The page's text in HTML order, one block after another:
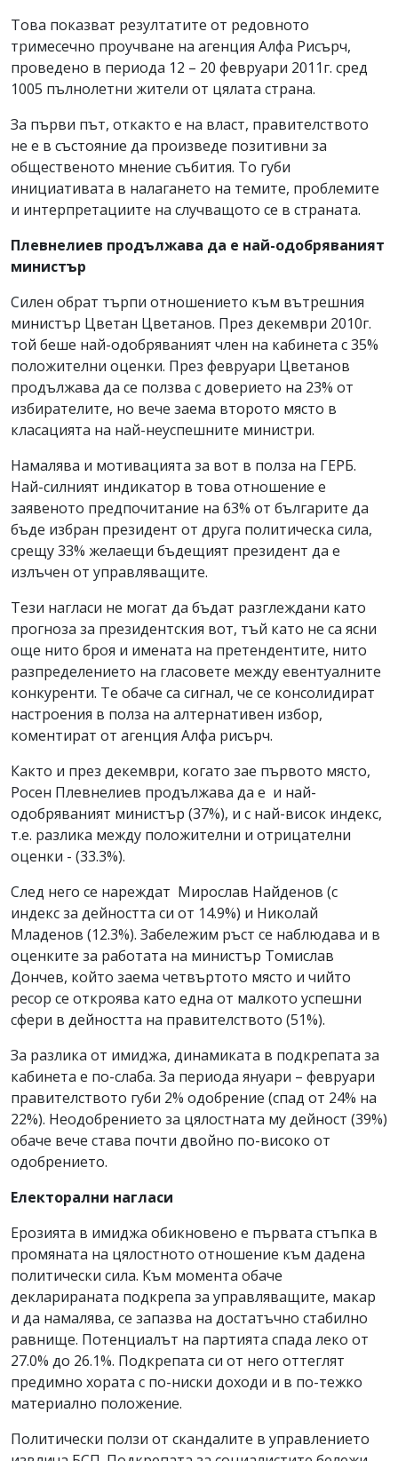
Това показват резултатите от редовното
тримесечно проучване на агенция Алфа Рисърч,
проведено в периода 12 – 20 февруари 2011г. сред
1005 пълнолетни жители от цялата страна.
За първи път, откакто е на власт, правителството
не е в състояние да произведе позитивни за
общественото мнение събития. То губи
инициативата в налагането на темите, проблемите
и интерпретациите на случващото се в страната.
Плевнелиев продължава да е най-одобряваният
министър
Силен обрат търпи отношението към вътрешния
министър Цветан Цветанов. През декември 2010г.
той беше най-одобряваният член на кабинета с 35%
положителни оценки. През февруари Цветанов
продължава да се ползва с доверието на 23% от
избирателите, но вече заема второто място в
класацията на най-неуспешните министри.
Намалява и мотивацията за вот в полза на ГЕРБ.
Най-силният индикатор в това отношение е
заявеното предпочитание на 63% от българите да
бъде избран президент от друга политическа сила,
срещу 33% желаещи бъдещият президент да е
излъчен от управляващите.
Тези нагласи не могат да бъдат разглеждани като
прогноза за президентския вот, тъй като не са ясни
още нито броя и имената на претендентите, нито
разпределението на гласовете между евентуалните
конкуренти. Те обаче са сигнал, че се консолидират
настроения в полза на алтернативен избор,
коментират от агенция Алфа рисърч.
Както и през декември, когато зае първото място,
Росен Плевнелиев продължава да е и най-
одобряваният министър (37%), и с най-висок индекс,
т.е. разлика между положителни и отрицателни
оценки - (33.3%).
След него се нареждат Мирослав Найденов (с
индекс за дейността си от 14.9%) и Николай
Младенов (12.3%). Забележим ръст се наблюдава и в
оценките за работата на министър Томислав
Дончев, който заема четвъртото място и чийто
ресор се откроява като една от малкото успешни
сфери в дейността на правителството (51%).
За разлика от имиджа, динамиката в подкрепата за
кабинета е по-слаба. За периода януари – февруари
правителството губи 2% одобрение (спад от 24% на
22%). Неодобрението за цялостната му дейност (39%)
обаче вече става почти двойно по-високо от
одобрението.
Електорални нагласи
Ерозията в имиджа обикновено е първата стъпка в
промяната на цялостното отношение към дадена
политически сила. Към момента обаче
декларираната подкрепа за управляващите, макар
и да намалява, се запазва на достатъчно стабилно
равнище. Потенциалът на партията спада леко от
27.0% до 26.1%. Подкрепата си от него оттеглят
предимно хората с по-ниски доходи и в по-тежко
материално положение.
Политически ползи от скандалите в управлението